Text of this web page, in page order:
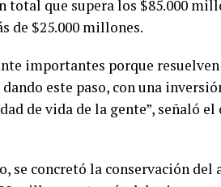
que supera los $85.000
de $25.000 millones.
importantes porque
este paso, con una
de vida de la gente”, señaló el
se concretó la conservación del